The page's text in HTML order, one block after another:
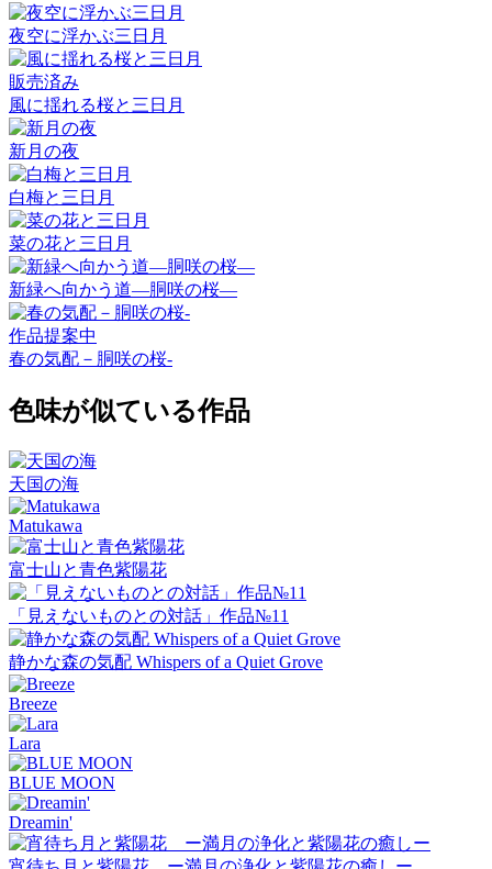
夜空に浮かぶ三日月
販売済み
風に揺れる桜と三日月
新月の夜
白梅と三日月
菜の花と三日月
新緑へ向かう道―胴咲の桜―
作品提案中
春の気配－胴咲の桜-
色味が似ている作品
天国の海
Matukawa
富士山と青色紫陽花
「見えないものとの対話」作品№11
静かな森の気配 Whispers of a Quiet Grove
Breeze
Lara
BLUE MOON
Dreamin'